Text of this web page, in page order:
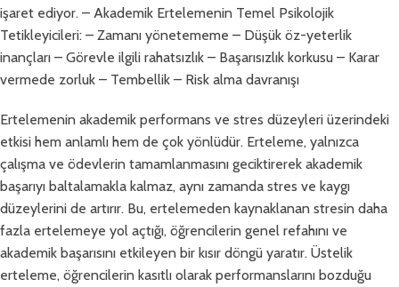
işaret ediyor. – Akademik Ertelemenin Temel Psikolojik
Tetikleyicileri: – Zamanı yönetememe – Düşük öz-yeterlik
inançları – Görevle ilgili rahatsızlık – Başarısızlık korkusu – Karar
vermede zorluk – Tembellik – Risk alma davranışı
Ertelemenin akademik performans ve stres düzeyleri üzerindeki
etkisi hem anlamlı hem de çok yönlüdür. Erteleme, yalnızca
çalışma ve ödevlerin tamamlanmasını geciktirerek akademik
başarıyı baltalamakla kalmaz, aynı zamanda stres ve kaygı
düzeylerini de artırır. Bu, ertelemeden kaynaklanan stresin daha
fazla ertelemeye yol açtığı, öğrencilerin genel refahını ve
akademik başarısını etkileyen bir kısır döngü yaratır. Üstelik
erteleme, öğrencilerin kasıtlı olarak performanslarını bozduğu